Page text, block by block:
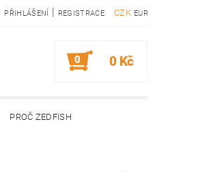
CZK EUR
PŘIHLÁŠENÍ | REGISTRACE
0 0 Kč
PROČ ZEDFISH